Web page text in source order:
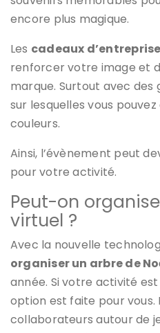
encore plus magique.
Les cadeaux d’entreprise
renforcer votre image et
marque. Surtout avec des
sur lesquelles vous
couleurs.
Ainsi, l’évènement peut
pour votre activité.
Peut-on
virtuel ?
Avec la nouvelle
organiser un arbre de
année. Si votre activité
option est faite pour vous.
collaborateurs autour de